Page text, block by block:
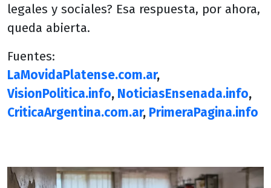
legales y sociales? Esa respuesta, por ahora,
queda abierta.
Fuentes:
LaMovidaPlatense.com.ar,
VisionPolitica.info, NoticiasEnsenada.info,
CriticaArgentina.com.ar, PrimeraPagina.info